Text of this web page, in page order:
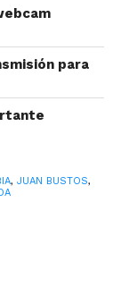
de
ya habías
digital,
un año de
el mundo
para
, JUAN BUSTOS,